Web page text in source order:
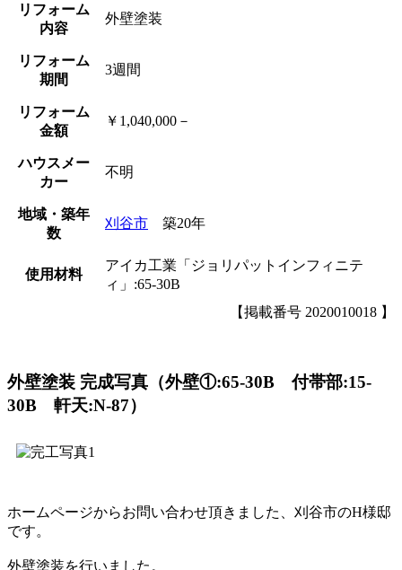
リフォーム
内容
外壁塗装
リフォーム
期間
3週間
リフォーム
金額
￥1,040,000－
ハウスメー
カー
不明
地域・築年
数
刈谷市 築20年
使用材料
アイカ工業「ジョリパットインフィニテ
ィ」:65-30B
【掲載番号 2020010018 】
外壁塗装 完成写真（外壁①:65-30B 付帯部:15-
30B 軒天:N-87）
ホームページからお問い合わせ頂きました、刈谷市のH様邸
です。
外壁塗装を行いました。